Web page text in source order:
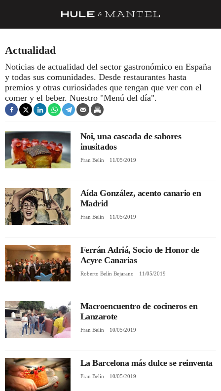
DESPENSA
BARRAS Y ESTRELLAS
DÓNDE COMER
ÍDOLOS DE MESAS
CUADERNO DE VIAJE
MENÚ DEL DÍA
A CUCHILLO
REGISTRO
Actualidad
Noticias de actualidad del sector gastronómico en España
y todas sus comunidades. Desde restaurantes hasta
premios y otras curiosidades que tengan que ver con el
comer y el beber. Nuestro "Menú del día".
Noi, una cascada de sabores
inusitados
Fran Belín 11/05/2019
Aída González, acento canario en
Madrid
Fran Belín 11/05/2019
Ferrán Adriá, Socio de Honor de
Acyre Canarias
Roberto Belín Bejarano 11/05/2019
Macroencuentro de cocineros en
Lanzarote
Fran Belín 10/05/2019
La Barcelona más dulce se reinventa
Fran Belín 10/05/2019